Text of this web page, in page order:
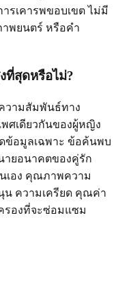
รเคารพขอบเขต ไม่มี
าพยนตร์ หรือคำ
ที่สุดหรือไม่?
วามสัมพันธ์ทาง
ศเดียวกันของผู้หญิง
ข้อมูลเฉพาะ ข้อค้นพบ
ายอนาคตของคู่รัก
เอง คุณภาพความ
น ความเครียด คุณค่า
รองที่จะซ่อมแซม